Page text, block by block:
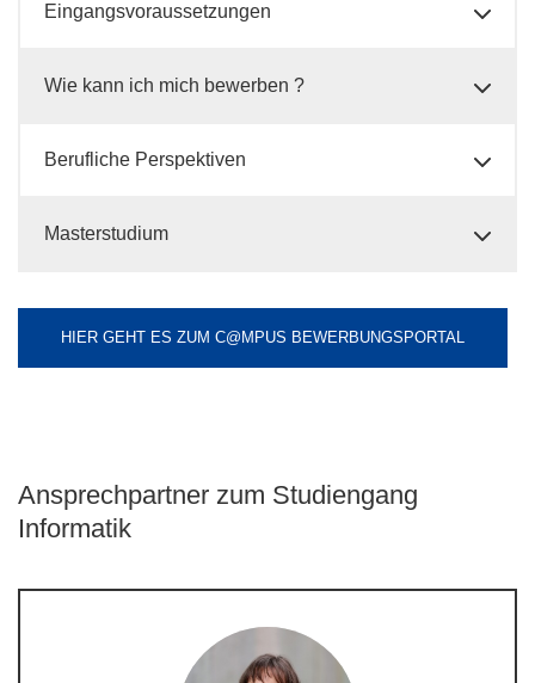
Eingangsvoraussetzungen
Wie kann ich mich bewerben ?
Berufliche Perspektiven
Masterstudium
HIER GEHT ES ZUM C@MPUS BEWERBUNGSPORTAL
Ansprechpartner zum Studiengang
Informatik